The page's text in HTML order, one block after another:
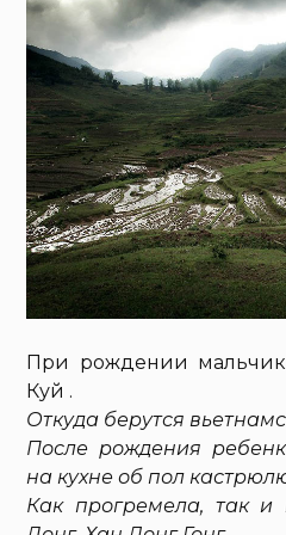
При рождении
Куй .
Откуда берутся
После рождения
на кухне об пол
Как прогремела, так